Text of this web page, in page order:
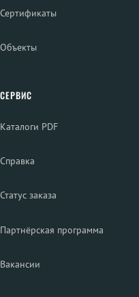
Сертификаты
Объекты
СЕРВИС
Каталоги PDF
Справка
Статус заказа
Партнёрская программа
Вакансии